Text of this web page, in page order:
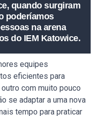
quando surgiram
poderíamos
na arena
do IEM Katowice.
equipes
eficientes para
com muito pouco
se adaptar a uma nova
tempo para praticar